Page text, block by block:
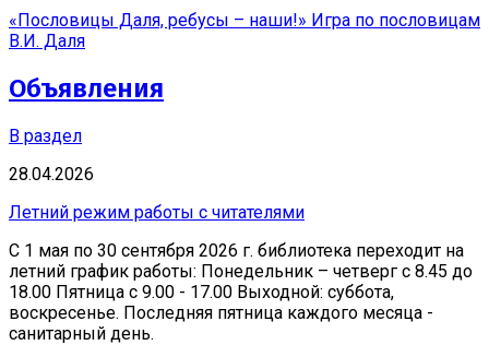
«Пословицы Даля, ребусы – наши!» Игра по пословицам
В.И. Даля
Объявления
В раздел
28.04.2026
Летний режим работы с читателями
С 1 мая по 30 сентября 2026 г. библиотека переходит на
летний график работы: Понедельник – четверг с 8.45 до
18.00 Пятница с 9.00 - 17.00 Выходной: суббота,
воскресенье. Последняя пятница каждого месяца -
санитарный день.